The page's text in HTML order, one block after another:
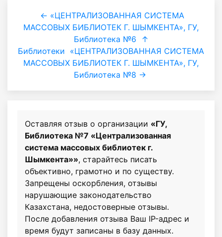
← «ЦЕНТРАЛИЗОВАННАЯ СИСТЕМА
МАССОВЫХ БИБЛИОТЕК Г. ШЫМКЕНТА», ГУ,
Библиотека №6
↑
Библиотеки «ЦЕНТРАЛИЗОВАННАЯ СИСТЕМА
МАССОВЫХ БИБЛИОТЕК Г. ШЫМКЕНТА», ГУ,
Библиотека №8 →
Оставляя отзыв о организации «ГУ,
Библиотека №7 «Централизованная
система массовых библиотек г.
Шымкента»», старайтесь писать
объективно, грамотно и по существу.
Запрещены оскорбления, отзывы
нарушающие законодательство
Казахстана, недостоверные отзывы.
После добавления отзыва Ваш IP-адрес и
время будут записаны в базу данных.